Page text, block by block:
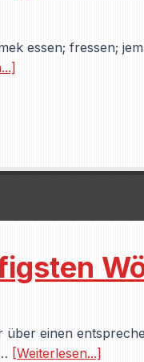
essen; fressen;
einen
[Weiterlesen...]